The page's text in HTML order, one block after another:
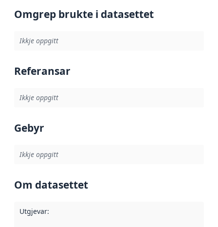
Omgrep brukte i datasettet
Ikkje oppgitt
Referansar
Ikkje oppgitt
Gebyr
Ikkje oppgitt
Om datasettet
Utgjevar: